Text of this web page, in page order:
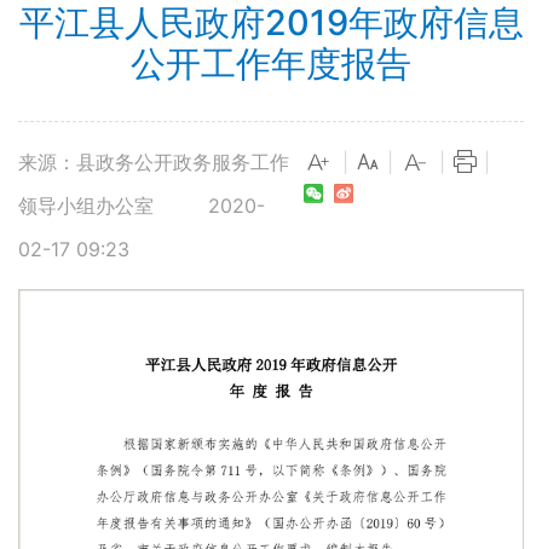
平江县人民政府2019年政府信息
公开工作年度报告
来源：县政务公开政务服务工作
领导小组办公室
2020-
02-17 09:23